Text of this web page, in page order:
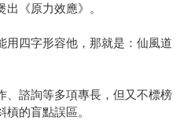
《原力效應》。
用四字形容他，那就是：仙風道
、諮詢等多項專長，但又不標榜
的盲點誤區。